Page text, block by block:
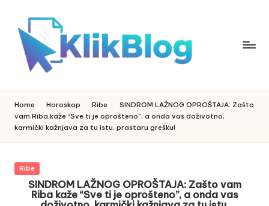
content
li
b
l
o
g
Home Horoskop Ribe
SINDROM LAŽNOG OPROŠTAJA: Zašto
vam Riba kaže “Sve ti je oprošteno”, a onda vas doživotno,
karmički kažnjava za tu istu, prastaru grešku!
Posted
Ribe
SINDROM LAŽNOG OPROŠTAJA: Zašto vam
Riba kaže “Sve ti je oprošteno”, a onda vas